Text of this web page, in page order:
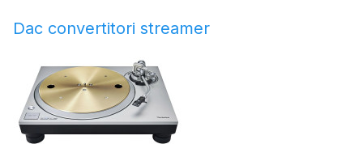
Dac convertitori streamer